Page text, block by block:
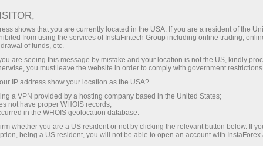
0.7071 (%)
07 Aug 2026 20:59
- 8 August 2026 1 year
Data not found
shows that you are currently located in the USA. If you are a resident of the
from using the services of InstaFintech Group including online trading,
of funds, etc.
are seeing this message by mistake and your location is not the US, kindly
you must leave the website in order to comply with government
IP address show your location as the USA?
a VPN provided by a hosting company based in the United States;
not have proper WHOIS records;
in the WHOIS geolocation database.
whether you are a US resident or not by clicking the relevant button below. If
being a US resident, you will not be able to open an account with InstaForex